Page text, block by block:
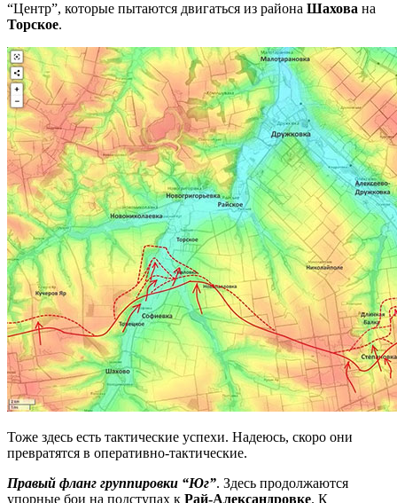
“Центр”, которые пытаются двигаться из района Шахова на
Торское.
Тоже здесь есть тактические успехи. Надеюсь, скоро они
превратятся в оперативно-тактические.
Правый фланг группировки “Юг”. Здесь продолжаются
упорные бои на подступах к Рай-Александровке. К